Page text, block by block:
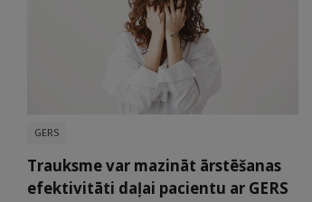
GERS
Trauksme var mazināt ārstēšanas
efektivitāti daļai pacientu ar GERS